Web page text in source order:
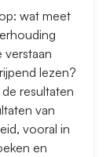
wat meet
verstaan
lezen?
resultaten
van
vooral in
en